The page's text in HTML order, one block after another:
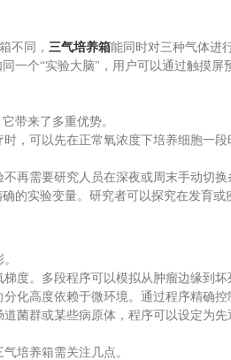
不同， 三气培养箱能同时对三种气体进
一个“实验大脑"，用户可以通过触摸
带来了多重优势。
，可以先在正常氧浓度下培养细胞一
再需要研究人员在深夜或周末手动切
的实验变量。研究者可以探究在发育
度。多段程序可以模拟从肿瘤边缘到
化高度依赖于微环境。通过程序精确
菌群或某些病原体，程序可以设定为
培养箱需关注几点。